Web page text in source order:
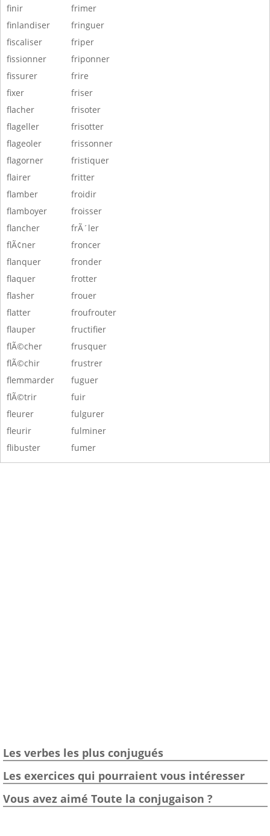
finir
finlandiser
fiscaliser
fissionner
fissurer
fixer
flacher
flageller
flageoler
flagorner
flairer
flamber
flamboyer
flancher
flÃ¢ner
flanquer
flaquer
flasher
flatter
flauper
flÃ©cher
flÃ©chir
flemmarder
flÃ©trir
fleurer
fleurir
flibuster
frimer
fringuer
friper
friponner
frire
friser
frisoter
frisotter
frissonner
fristiquer
fritter
froidir
froisser
frÃ´ler
froncer
fronder
frotter
frouer
froufrouter
fructifier
frusquer
frustrer
fuguer
fuir
fulgurer
fulminer
fumer
Les verbes les plus conjugués
Les exercices qui pourraient vous intéresser
Vous avez aimé Toute la conjugaison ?